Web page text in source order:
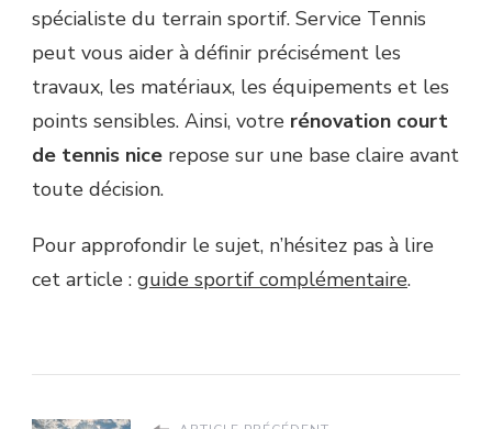
spécialiste du terrain sportif. Service Tennis
peut vous aider à définir précisément les
travaux, les matériaux, les équipements et les
points sensibles. Ainsi, votre rénovation court
de tennis nice repose sur une base claire avant
toute décision.
Pour approfondir le sujet, n’hésitez pas à lire
cet article : guide sportif complémentaire.